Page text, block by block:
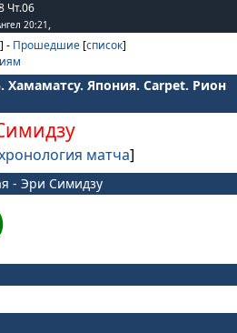
Чт.06
20:21 ,
] - Прошедшие [список]
Япония. Carpet. Рион
матча]
- Эри Симидзу